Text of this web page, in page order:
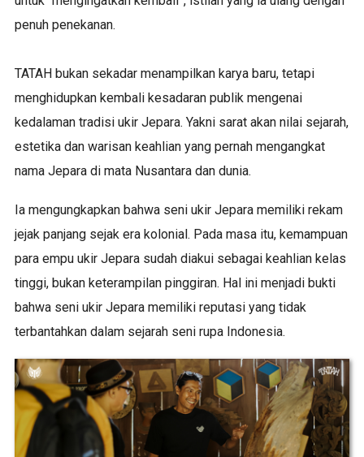
penuh penekanan.
TATAH bukan sekadar menampilkan karya baru, tetapi
menghidupkan kembali kesadaran publik mengenai
kedalaman tradisi ukir Jepara. Yakni sarat akan nilai sejarah,
estetika dan warisan keahlian yang pernah mengangkat
nama Jepara di mata Nusantara dan dunia.
Ia mengungkapkan bahwa seni ukir Jepara memiliki rekam
jejak panjang sejak era kolonial. Pada masa itu, kemampuan
para empu ukir Jepara sudah diakui sebagai keahlian kelas
tinggi, bukan keterampilan pinggiran. Hal ini menjadi bukti
bahwa seni ukir Jepara memiliki reputasi yang tidak
terbantahkan dalam sejarah seni rupa Indonesia.